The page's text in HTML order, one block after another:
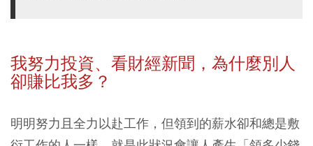
我努力投資、看財經新聞，為什麼別人
卻賺比我多？
明明努力且全力以赴工作，但領到的薪水卻和總是敷